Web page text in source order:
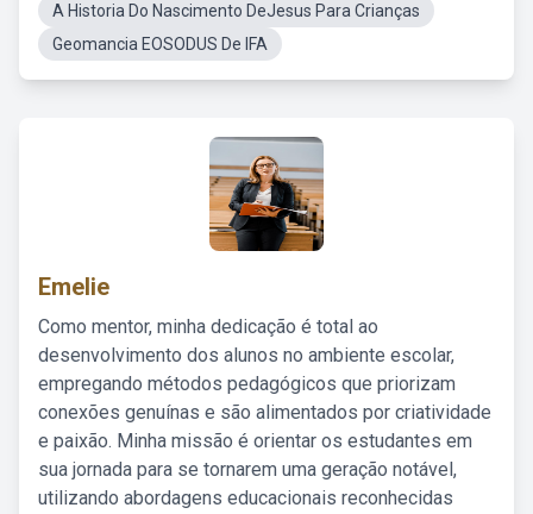
A Historia Do Nascimento DeJesus Para Crianças
Geomancia EOSODUS De IFA
Emelie
Como mentor, minha dedicação é total ao
desenvolvimento dos alunos no ambiente escolar,
empregando métodos pedagógicos que priorizam
conexões genuínas e são alimentados por criatividade
e paixão. Minha missão é orientar os estudantes em
sua jornada para se tornarem uma geração notável,
utilizando abordagens educacionais reconhecidas